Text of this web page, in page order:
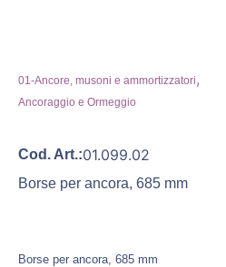
01-Ancore, musoni e ammortizzatori,
Ancoraggio e Ormeggio
Cod. Art.:01.099.02
Borse per ancora, 685 mm
Borse per ancora, 685 mm